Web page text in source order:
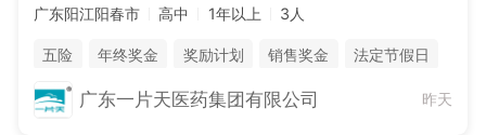
广东阳江阳春市 高中 1年以上 3人
五险 年终奖金 奖励计划 销售奖金 法定节假日
广东一片天医药集团有限公司 昨天